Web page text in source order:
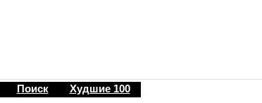
Поиск Худшие 100